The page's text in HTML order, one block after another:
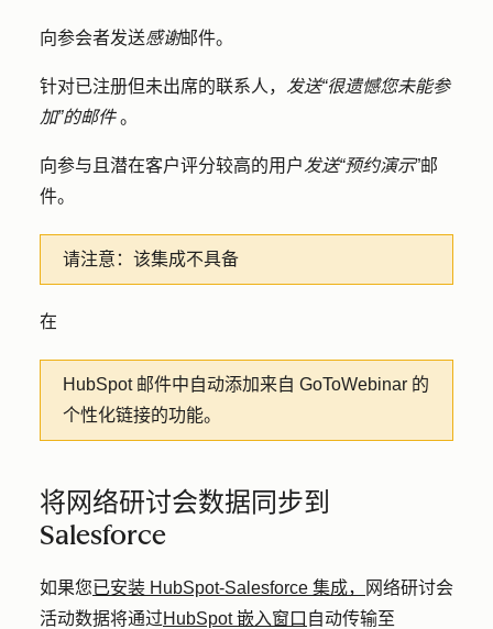
向参会者发送感谢邮件。
针对已注册但未出席的联系人， 发送“很遗憾您未能参
加”的邮件。
向参与且潜在客户评分较高的用户发送“预约演示”邮
件。
请注意： 该集成不具备
在
HubSpot 邮件中自动添加来自 GoToWebinar 的
个性化链接的功能。
将网络研讨会数据同步到
Salesforce
如果您已安装 HubSpot-Salesforce 集成，
网络研讨会
活动数据将通过HubSpot 嵌入窗口 自动传输至